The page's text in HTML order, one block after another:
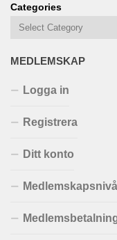
Categories
MEDLEMSKAP
Logga in
Registrera
Ditt konto